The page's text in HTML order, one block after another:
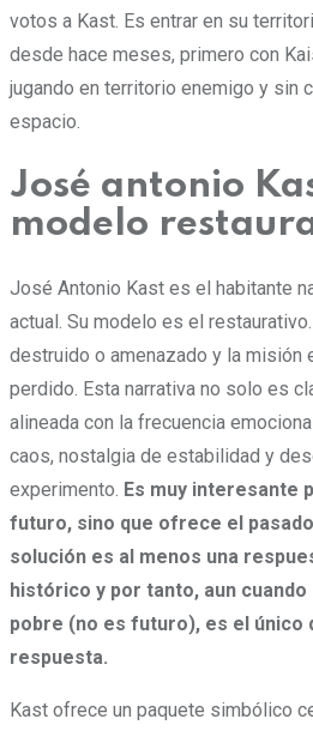
votos a Kast. Es entrar en su
desde hace meses, primero con
jugando en territorio enemigo y sin
espacio.
José antonio
modelo
José Antonio Kast es el habitante
actual. Su modelo es el
destruido o amenazado y la misión
perdido. Esta narrativa no solo es
alineada con la frecuencia
caos, nostalgia de estabilidad y
experimento. Es muy interesante
futuro, sino que ofrece el
solución es al menos una
histórico y por tanto, aun
pobre (no es futuro), es el único
respuesta.
Kast ofrece un paquete simbólico